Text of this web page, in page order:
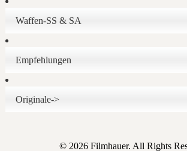
Waffen-SS & SA
Empfehlungen
Originale->
© 2026 Filmhauer. All Rights